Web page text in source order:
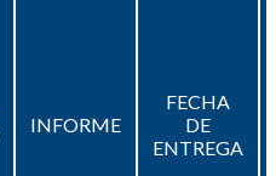
INFORME
FECHA
DE
ENTREGA